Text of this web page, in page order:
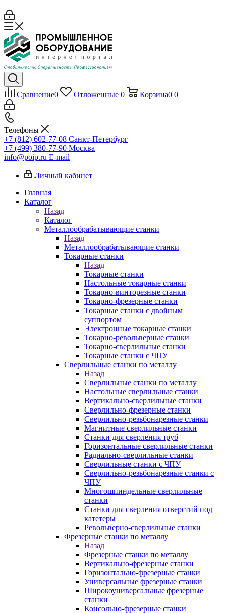
Сравнение0 Отложенные 0 Корзина0 0
Телефоны
+7 (812) 602-77-08 Санкт-Петербург
+7 (499) 380-77-90 Москва
info@poip.ru E-mail
Личный кабинет
Главная
Каталог
Назад
Каталог
Металлообрабатывающие станки
Назад
Металлообрабатывающие станки
Токарные станки
Назад
Токарные станки
Настольные токарные станки
Токарно-винторезные станки
Токарно-фрезерные станки
Токарные станки с двойным
суппортом
Электронные токарные станки
Токарно-револьверные станки
Токарно-сверлильные станки
Токарные станки с ЧПУ
Сверлильные станки по металлу
Назад
Сверлильные станки по металлу
Настольные сверлильные станки
Вертикально-сверлильные станки
Сверлильно-фрезерные станки
Сверлильно-резьбонарезные станки
Магнитные сверлильные станки
Станки для сверления труб
Горизонтальные сверлильные станки
Радиально-сверлильные станки
Сверлильные станки с ЧПУ
Сверлильно-резьбонарезные станки с
ЧПУ
Многошпиндельные сверлильные
станки
Станки для сверления отверстий под
катетеры
Револьверно-сверлильные станки
Фрезерные станки по металлу
Назад
Фрезерные станки по металлу
Вертикально-фрезерные станки
Горизонтально-фрезерные станки
Универсальные фрезерные станки
Широкоуниверсальные фрезерные
станки
Консольно-фрезерные станки